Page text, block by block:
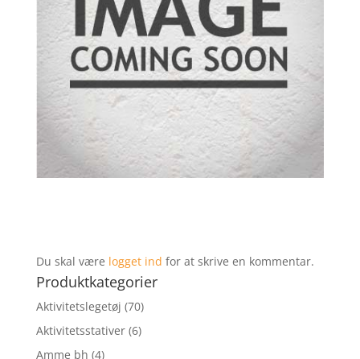
Du skal være logget ind for at skrive en kommentar.
Produktkategorier
Aktivitetslegetøj (70)
Aktivitetsstativer (6)
Amme bh (4)